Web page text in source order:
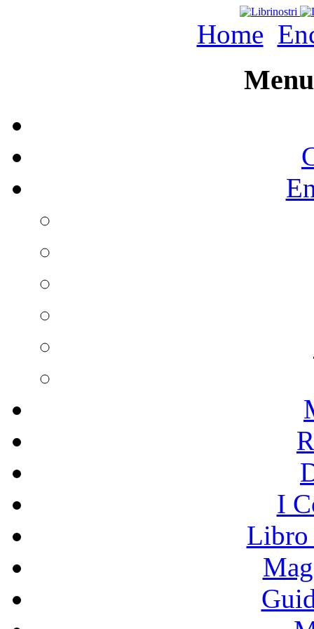
Home
I
Libro